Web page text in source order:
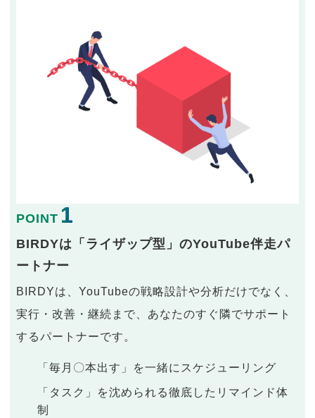
POINT 1
BIRDYは「ライザップ型」のYouTube伴走パ
ートナー
BIRDYは、YouTubeの戦略設計や分析だけでなく、
実行・改善・継続まで、あなたのすぐ隣でサポート
するパートナーです。
「毎月〇本出す」を一緒にスケジューリング
「タスク」を沈められる徹底したリマインド体
制